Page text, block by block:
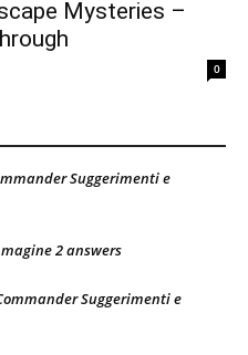
Mysteries –
0
Suggerimenti e
2 answers
Suggerimenti e